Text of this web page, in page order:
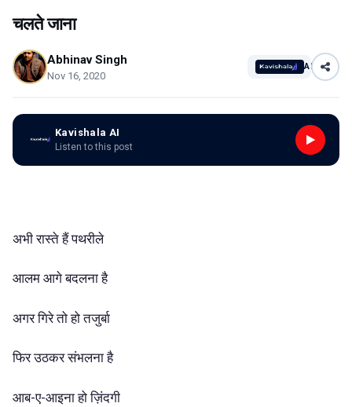
चलते जाना
Abhinav Singh
Nov 16, 2020
AI
Kavishala AI
Listen to this post
अभी रास्ते हैं पथरीले
आलम आगे बदलना है
अगर गिरे तो हो तजुर्बा
फिर उठकर संभलना है
आब-ए-आइना हो ज़िंदगी